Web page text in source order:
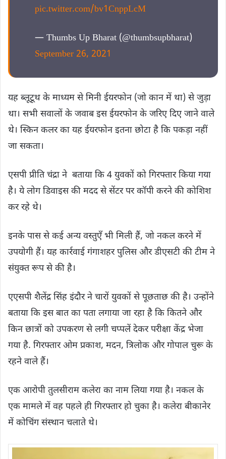
pic.twitter.com/bv1CnppLcM
— Thumbs Up Bharat (@thumbsupbharat)
September 26, 2021
यह ब्लूटूथ के माध्यम से मिनी ईयरफोन (जो कान में था) से जुड़ा
था। सभी सवालों के जवाब इस ईयरफोन के जरिए दिए जाने वाले
थे। स्किन कलर का यह ईयरफोन इतना छोटा है कि पकड़ा नहीं
जा सकता।
एसपी प्रीति चंद्रा ने बताया कि 4 युवकों को गिरफ्तार किया गया
है। ये लोग डिवाइस की मदद से सेंटर पर कॉपी करने की कोशिश
कर रहे थे।
इनके पास से कई अन्य वस्तुएँ भी मिली हैं, जो नकल करने में
उपयोगी हैं। यह कार्रवाई गंगाशहर पुलिस और डीएसटी की टीम ने
संयुक्त रूप से की है।
एएसपी शैलेंद्र सिंह इंदौर ने चारों युवकों से पूछताछ की है। उन्होंने
बताया कि इस बात का पता लगाया जा रहा है कि कितने और
किन छात्रों को उपकरण से लगी चप्पलें देकर परीक्षा केंद्र भेजा
गया है. गिरफ्तार ओम प्रकाश, मदन, त्रिलोक और गोपाल चुरू के
रहने वाले हैं।
एक आरोपी तुलसीराम कलेरा का नाम लिया गया है। नकल के
एक मामले में वह पहले ही गिरफ्तार हो चुका है। कलेरा बीकानेर
में कोचिंग संस्थान चलाते थे।